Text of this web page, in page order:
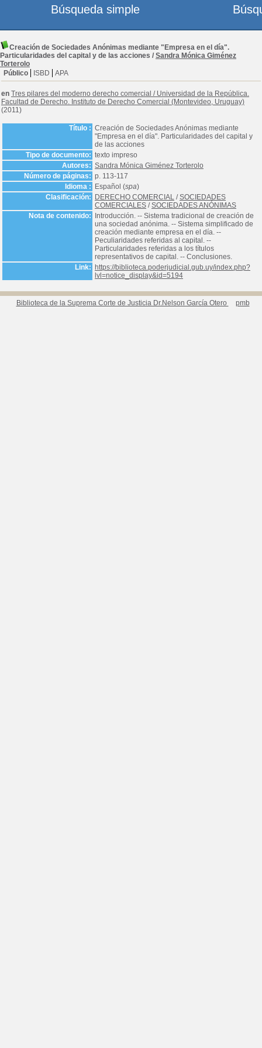
Creación de Sociedades Anónimas mediante "Empresa en el día".
Particularidades del capital y de las acciones / Sandra Mónica Giménez
Torterolo
Público
ISBD APA
en Tres pilares del moderno derecho comercial / Universidad de la República.
Facultad de Derecho. Instituto de Derecho Comercial (Montevideo, Uruguay)
(2011)
Título : Creación de Sociedades Anónimas mediante
"Empresa en el día". Particularidades del capital y
de las acciones
Tipo de documento: texto impreso
Autores: Sandra Mónica Giménez Torterolo
Número de páginas: p. 113-117
Idioma :
Español (spa)
Clasificación:
DERECHO COMERCIAL /SOCIEDADES
COMERCIALES /SOCIEDADES ANÓNIMAS
Nota de contenido:
Introducción. -- Sistema tradicional de creación de
una sociedad anónima. -- Sistema simplificado de
creación mediante empresa en el día. --
Peculiaridades referidas al capital. --
Particularidades referidas a los títulos
representativos de capital. -- Conclusiones.
Link:
https://biblioteca.poderjudicial.gub.uy/index.php?
lvl=notice_display&id=5194
Biblioteca de la Suprema Corte de Justicia Dr.Nelson García Otero pmb
Búsqueda simple